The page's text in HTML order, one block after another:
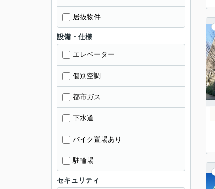
居抜物件
設備・仕様
エレベーター
個別空調
都市ガス
下水道
バイク置場あり
駐輪場
セキュリティ